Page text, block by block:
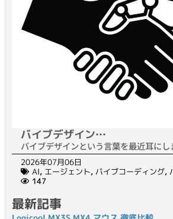
バイブデザイン…
バイブデザインという言葉を最近耳にし
2026年07月06日
AI, エージェント, バイブコーディング,
147
最新記事